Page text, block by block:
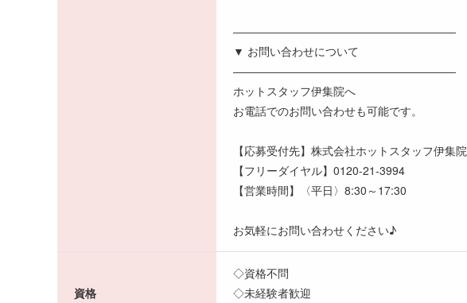
――――――――――――――――――――
▼ お問い合わせについて
――――――――――――――――――――
ホットスタッフ伊集院へ
お電話でのお問い合わせも可能です。
【応募受付先】株式会社ホットスタッフ伊集院
【フリーダイヤル】0120-21-3994
【営業時間】〈平日〉8:30～17:30
お気軽にお問い合わせください♪
資格
◇資格不問
◇未経験者歓迎